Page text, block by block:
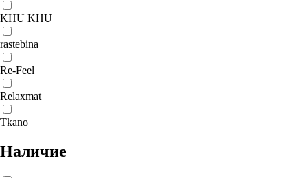
KHU KHU
rastebina
Re-Feel
Relaxmat
Tkano
Наличие